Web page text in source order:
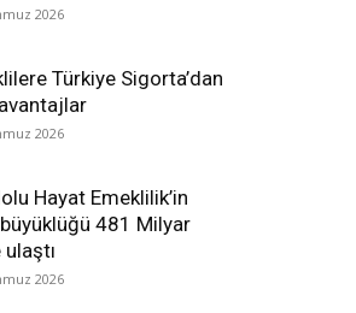
2026
Türkiye Sigorta’dan
2026
Hayat Emeklilik’in
481 Milyar
ulaştı
2026